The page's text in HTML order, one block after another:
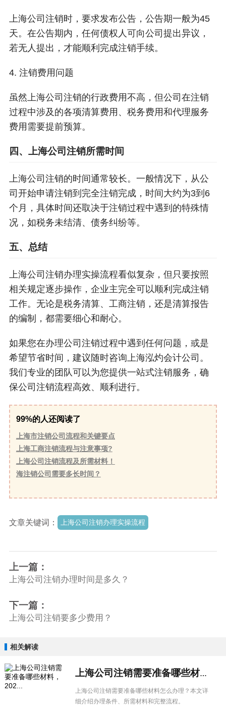
上海公司注销时，要求发布公告，公告期一般为45
天。在公告期内，任何债权人可向公司提出异议，
若无人提出，才能顺利完成注销手续。
4. 注销费用问题
虽然上海公司注销的行政费用不高，但公司在注销
过程中涉及的各项清算费用、税务费用和代理服务
费用需要提前预算。
四、上海公司注销所需时间
上海公司注销的时间通常较长。一般情况下，从公
司开始申请注销到完全注销完成，时间大约为3到6
个月，具体时间还取决于注销过程中遇到的特殊情
况，如税务未结清、债务纠纷等。
五、总结
上海公司注销办理实操流程看似复杂，但只要按照
相关规定逐步操作，企业主完全可以顺利完成注销
工作。无论是税务清算、工商注销，还是清算报告
的编制，都需要细心和耐心。
如果您在办理公司注销过程中遇到任何问题，或是
希望节省时间，建议随时咨询上海泓灼会计公司。
我们专业的团队可以为您提供一站式注销服务，确
保公司注销流程高效、顺利进行。
99%的人还阅读了
上海市注销公司流程和关键要点
上海工商注销流程与注意事项?
上海公司注销流程及所需材料！
海注销公司需要多长时间？
文章关键词： 上海公司注销办理实操流程
上一篇：
上海公司注销办理时间是多久？
下一篇：
上海公司注销要多少费用？
相关解读
上海公司注销需要准备哪些材料，202...
上海公司注销需要准备哪些材料怎么办理？本文详
细介绍办理条件、所需材料和完整流程。